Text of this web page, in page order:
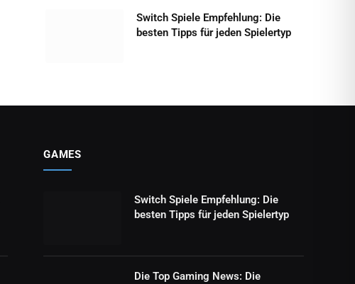
Switch Spiele Empfehlung: Die
besten Tipps für jeden Spielertyp
GAMES
Switch Spiele Empfehlung: Die
besten Tipps für jeden Spielertyp
Die Top Gaming News: Die